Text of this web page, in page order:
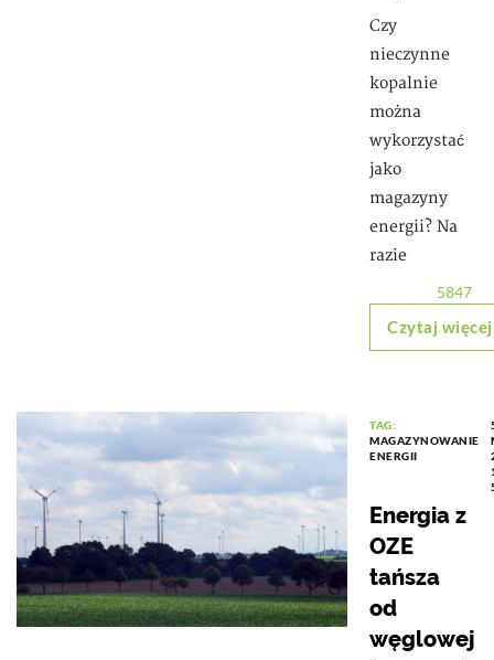
Czy
nieczynne
kopalnie
można
wykorzystać
jako
magazyny
energii? Na
razie
5847
Czytaj więcej
TAG:
MAGAZYNOWANIE
ENERGII
Energia z
OZE
tańsza
od
węglowej